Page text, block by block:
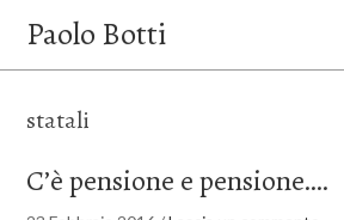
Paolo Botti
statali
C’è pensione e pensione….